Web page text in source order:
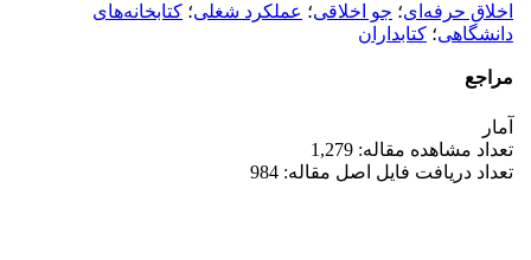
اخلاق حرفه‌ای؛ جو اخلاقی؛ عملکرد شغلی؛ کتابخانه‌های
دانشگاهی؛ کتابداران
مراجع
آمار
تعداد مشاهده مقاله: 1,279
تعداد دریافت فایل اصل مقاله: 984